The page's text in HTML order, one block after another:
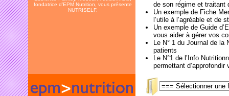
fondatrice d’EPM Nutrition, vous présente
NUTRISELF.
de son régime et traitant
Un exemple de Fiche
l’utile à l’agréable et de
Un exemple de Guide
vous aider à gérer vos
Le N° 1 du Journal de
patients
Le N°1 de l’Info
permettant